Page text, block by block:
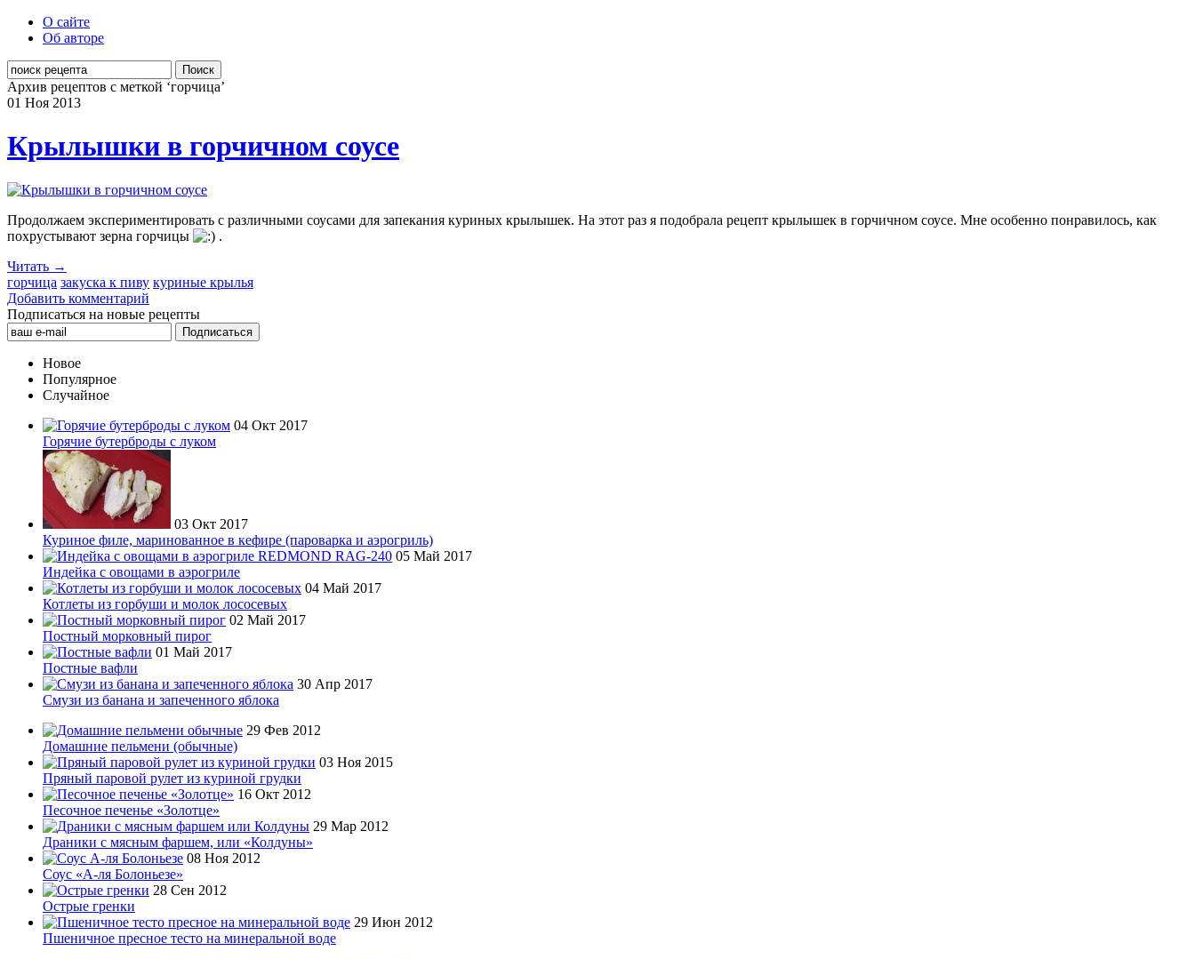
О сайте
Об авторе
Поиск
Архив рецептов с меткой ‘горчица’
01 Ноя 2013
Крылышки в горчичном соусе
Продолжаем экспериментировать с различными соусами для запекания куриных крылышек. На этот раз я подобрала рецепт крылышек в горчичном соусе. Мне особенно понравилось, как
похрустывают зерна горчицы
.
Читать →
горчица закуска к пиву куриные крылья
Добавить комментарий
Подписаться на новые рецепты
Новое
Популярное
Случайное
04 Окт 2017
Горячие бутерброды с луком
03 Окт 2017
Куриное филе, маринованное в кефире (пароварка и аэрогриль)
05 Май 2017
Индейка с овощами в аэрогриле
04 Май 2017
Котлеты из горбуши и молок лососевых
02 Май 2017
Постный морковный пирог
01 Май 2017
Постные вафли
30 Апр 2017
Смузи из банана и запеченного яблока
29 Фев 2012
Домашние пельмени (обычные)
03 Ноя 2015
Пряный паровой рулет из куриной грудки
16 Окт 2012
Песочное печенье «Золотце»
29 Мар 2012
Драники с мясным фаршем, или «Колдуны»
08 Ноя 2012
Соус «А-ля Болоньезе»
28 Сен 2012
Острые гренки
29 Июн 2012
Пшеничное пресное тесто на минеральной воде